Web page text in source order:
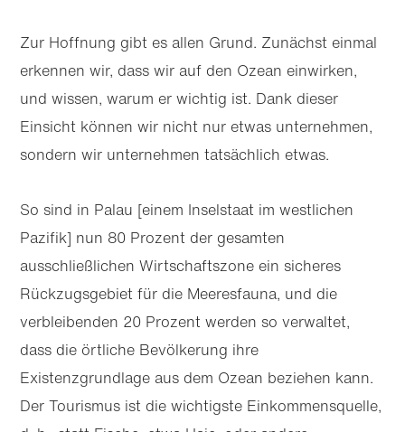
Zur Hoffnung gibt es allen Grund. Zunächst einmal
erkennen wir, dass wir auf den Ozean einwirken,
und wissen, warum er wichtig ist. Dank dieser
Einsicht können wir nicht nur etwas unternehmen,
sondern wir unternehmen tatsächlich etwas.
So sind in Palau [einem Inselstaat im westlichen
Pazifik] nun 80 Prozent der gesamten
ausschließlichen Wirtschaftszone ein sicheres
Rückzugsgebiet für die Meeresfauna, und die
verbleibenden 20 Prozent werden so verwaltet,
dass die örtliche Bevölkerung ihre
Existenzgrundlage aus dem Ozean beziehen kann.
Der Tourismus ist die wichtigste Einkommensquelle,